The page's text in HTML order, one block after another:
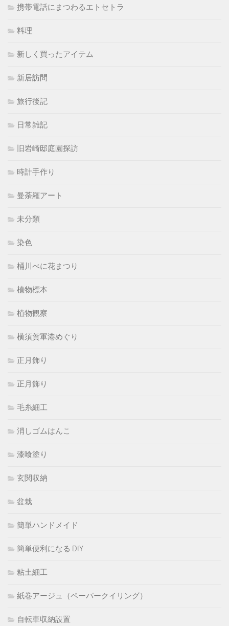
携帯電話にまつわるエトセトラ
料理
新しく買ったアイテム
新居訪問
旅行後記
日常雑記
旧岩崎邸庭園探訪
時計手作り
曼荼羅アート
未分類
染色
桶川べに花まつり
植物標本
植物観察
横須賀軍港めぐり
正月飾り
正月飾り
毛糸細工
消しゴムはんこ
漆喰塗り
玄関収納
盆栽
簡単ハンドメイド
簡単便利になる DIY
粘土細工
紙巻アージュ（ペーパークイリング）
自転車収納設置